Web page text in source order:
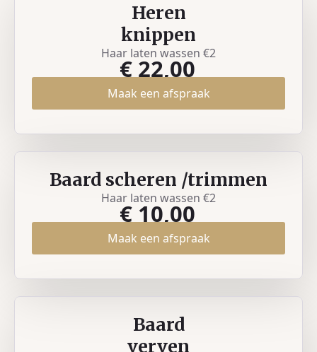
Heren
knippen
Haar laten wassen €2
€ 22,00
Maak een afspraak
Baard scheren /trimmen
Haar laten wassen €2
€ 10,00
Maak een afspraak
Baard
verven